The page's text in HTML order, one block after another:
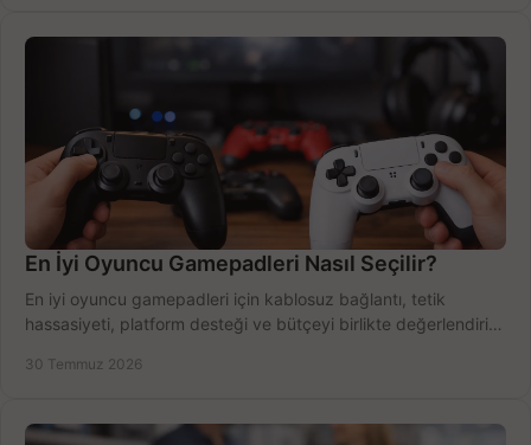
En İyi Oyuncu Gamepadleri Nasıl Seçilir?
En iyi oyuncu gamepadleri için kablosuz bağlantı, tetik
hassasiyeti, platform desteği ve bütçeyi birlikte değerlendirin;
30 Temmuz 2026